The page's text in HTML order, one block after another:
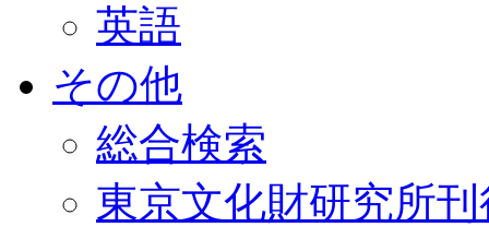
英語
その他
総合検索
東京文化財研究所